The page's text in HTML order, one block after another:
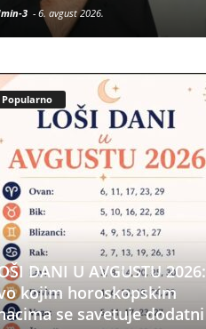
3 - 6. avgust 2026.
Popularno
DANI U AVGUSTU 2026:
kojim horoskopskim
se savetuje dodatni